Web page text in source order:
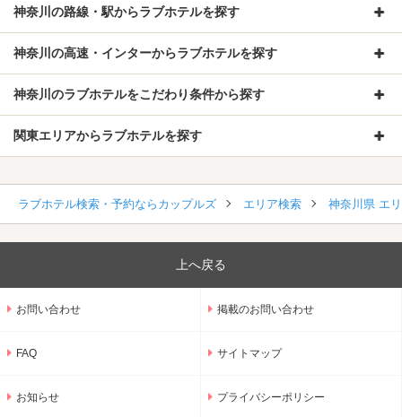
神奈川の路線・駅からラブホテルを探す
神奈川の高速・インターからラブホテルを探す
神奈川のラブホテルをこだわり条件から探す
関東エリアからラブホテルを探す
ラブホテル検索・予約ならカップルズ エリア検索 神奈川県 エ
上へ戻る
お問い合わせ 掲載のお問い合わせ
FAQ サイトマップ
お知らせ プライバシーポリシー